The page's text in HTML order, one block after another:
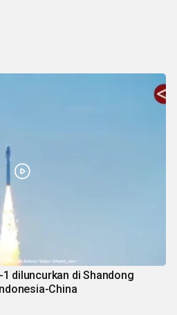
diluncurkan di Shandong
China